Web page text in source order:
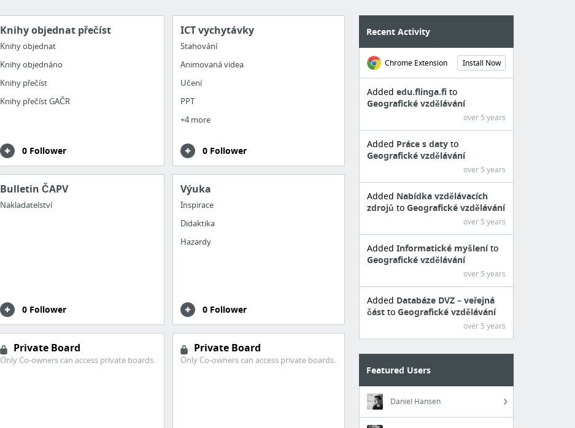
Knihy objednat přečíst
Knihy objednat
Knihy objednáno
Knihy přečíst
Knihy přečíst GAČR
0 Follower
ICT vychytávky
Stahování
Animovaná videa
Učení
PPT
+4 more
0 Follower
Bulletin ČAPV
Nakladatelství
0 Follower
Výuka
Inspirace
Didaktika
Hazardy
0 Follower
Private Board
Only Co-owners can access private boards.
Private Board
Only Co-owners can access private boards.
Recent Activity
Chrome Extension Install Now
Addededu.flinga.fito
Geografické vzdělávání
over 5 years
Added Práce s datyto
Geografické vzdělávání
over 5 years
Added Nabídka vzdělávacích
zdrojůtoGeografické vzdělávání
over 5 years
AddedInformatické myšleníto
Geografické vzdělávání
over 5 years
Added Databáze DVZ – veřejná
částtoGeografické vzdělávání
over 5 years
Featured Users
Daniel Hansen